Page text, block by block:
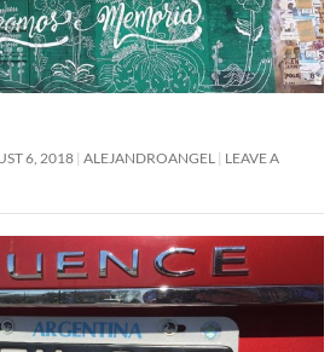
6, 2018 ALEJANDROANGEL
LEAVE A